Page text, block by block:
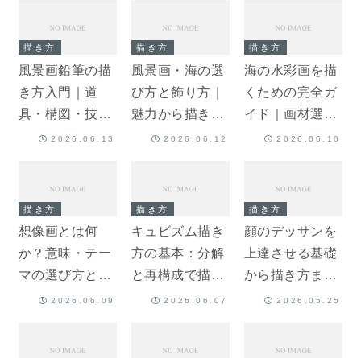
描き方
風景画鉛筆の描
き方入門｜道
具・構図・技法
を段階的に解説
2026.06.13
描き方
風景画・海の選
び方と飾り方｜
魅力から描き方
まで解説2026.06.12
描き方
海の水彩画を描
くための完全ガ
イド｜画材選び
から技法まで
2026.06.10
描き方
想像画とは何
か？意味・テー
マの選び方と描
き方を解説
2026.06.09
描き方
キュビズム描き
方の基本：分解
と再構成で描く
手順を解説
2026.06.07
描き方
顔のデッサンを
上達させる基礎
から描き方まで
徹底解説2026.05.25